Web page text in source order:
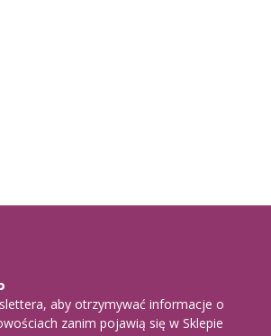
aby otrzymywać informacje o
zanim pojawią się w Sklepie